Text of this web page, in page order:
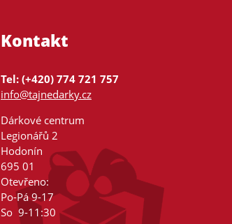
Kontakt
Tel: (+420) 774 721 757
info@tajnedarky.cz
Dárkové centrum
Legionářů 2
Hodonín
695 01
Otevřeno:
Po-Pá 9-17
So 9-11:30